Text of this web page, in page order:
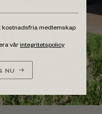
kostnadsfria medlemskap
vår integritetspolicy
NU